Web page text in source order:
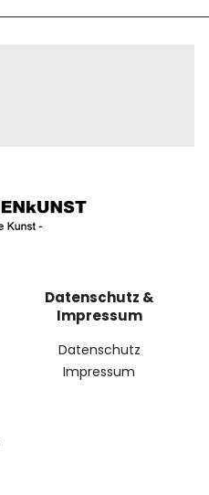
Datenschutz &
Impressum
Datenschutz
Impressum